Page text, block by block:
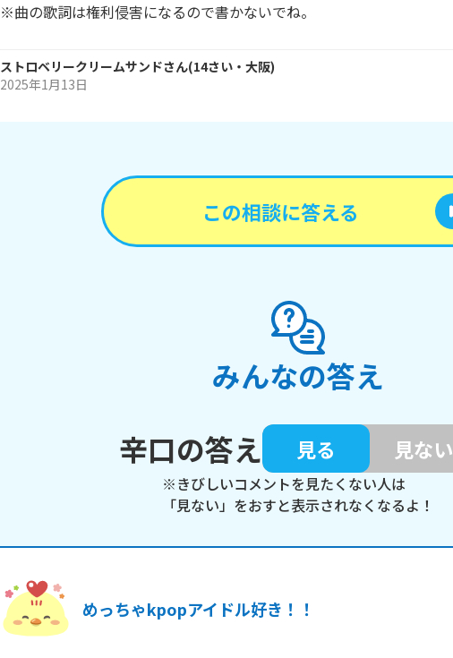
※曲の歌詞は権利侵害になるので書かないでね。
ストロベリークリームサンドさん(14さい・ 大阪)
2025年1月13日
この相談に答える
みんなの答え
辛口の答え
見る 見ない
※きびしいコメントを見たくない人は
「見ない」をおすと表示されなくなるよ！
めっちゃkpopアイドル好き！！